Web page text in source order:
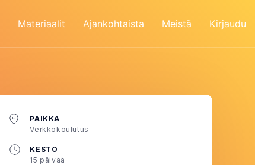
Materiaalit Ajankohtaista Meistä Kirjaudu
PAIKKA
Verkkokoulutus
KESTO
15 päivää